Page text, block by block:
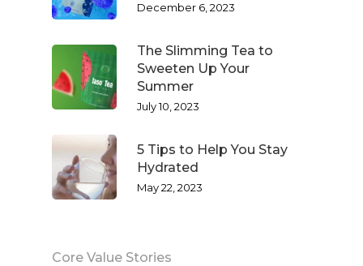
December 6, 2023
The Slimming Tea to
Sweeten Up Your
Summer
July 10, 2023
5 Tips to Help You Stay
Hydrated
May 22, 2023
Core Value Stories